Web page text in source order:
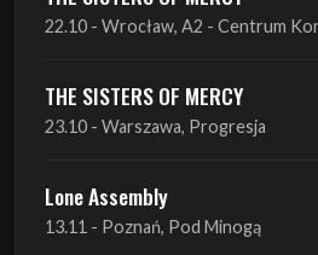
Lone Assembly
Lone Assembly
14.11 - Piekary Śląskie, OK Andaluzja